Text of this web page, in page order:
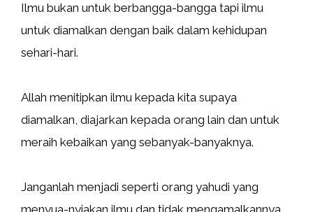
Ilmu bukan untuk berbangga-bangga tapi ilmu
untuk diamalkan dengan baik dalam kehidupan
sehari-hari.
Allah menitipkan ilmu kepada kita supaya
diamalkan, diajarkan kepada orang lain dan untuk
meraih kebaikan yang sebanyak-banyaknya.
Janganlah menjadi seperti orang yahudi yang
menyua-nyiakan ilmu dan tidak mengamalkannya